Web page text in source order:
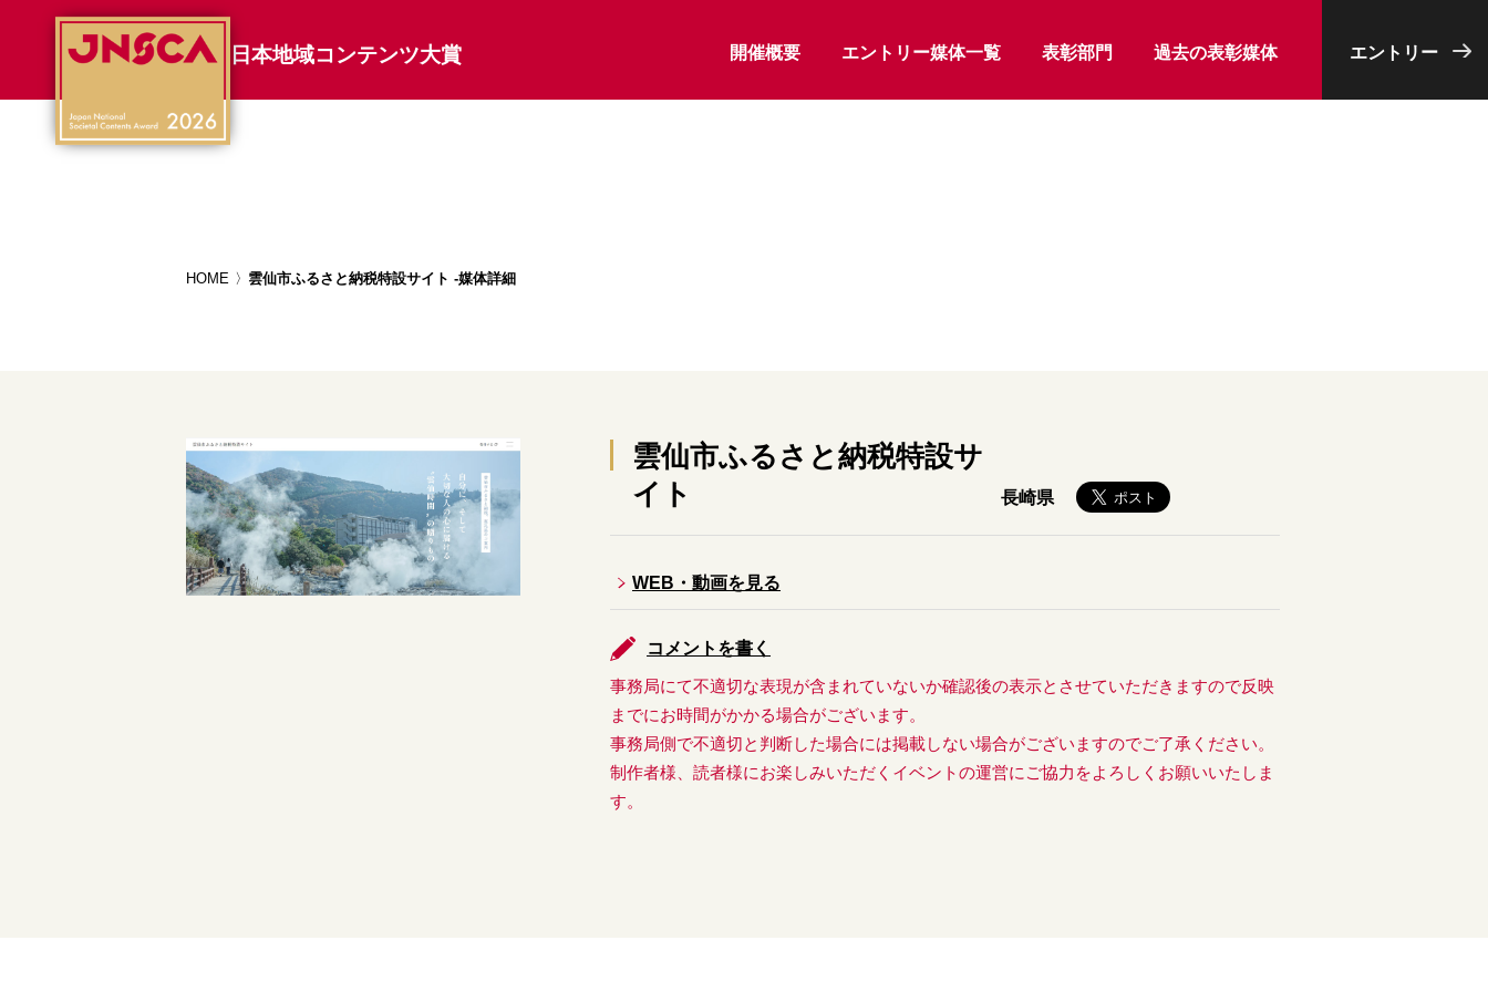
日本地域コンテンツ大賞 開催概要 エントリー媒体一覧 表彰部門 過去の表彰媒体 エントリー
HOME 雲仙市ふるさと納税特設サイト -媒体詳細
雲仙市ふるさと納税特設サ
イト
長崎県
WEB・動画を見る
コメントを書く
事務局にて不適切な表現が含まれていないか確認後の表示とさせていただきますので反映
までにお時間がかかる場合がございます。
事務局側で不適切と判断した場合には掲載しない場合がございますのでご了承ください。
制作者様、読者様にお楽しみいただくイベントの運営にご協力をよろしくお願いいたしま
す。